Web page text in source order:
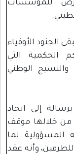
للمؤسسات
الجنود الأوفياء
الحكمية التي
الوطني
إلى اتحاد
من خلالها موقف
المسؤولية لما
وأنه عقد